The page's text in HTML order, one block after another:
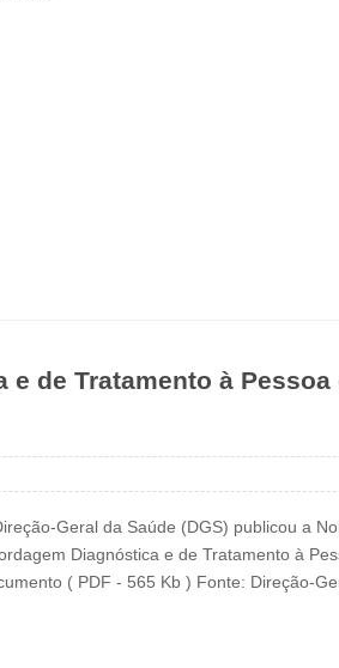
e de Tratamento à
Geral da Saúde (DGS) publicou a
Diagnóstica e de Tratamento à
( PDF - 565 Kb ) Fonte: Direção-